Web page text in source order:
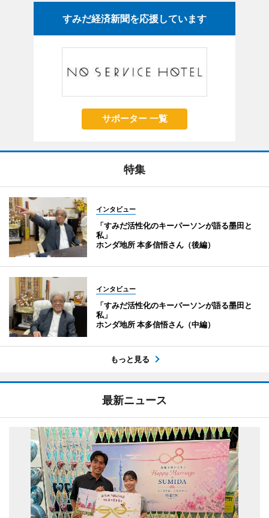
すみだ経済新聞を応援しています
サポーター 一覧
特集
インタビュー
「すみだ活性化のキーパーソンが語る墨田と
私」
ホンダ地所 本多信悟さん（後編）
インタビュー
「すみだ活性化のキーパーソンが語る墨田と
私」
ホンダ地所 本多信悟さん（中編）
もっと見る
最新ニュース